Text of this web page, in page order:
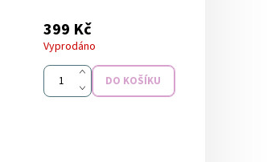
399 Kč
Vyprodáno